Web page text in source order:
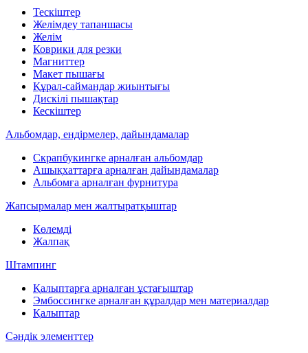
Тескіштер
Желімдеу тапаншасы
Желім
Коврики для резки
Магниттер
Макет пышағы
Құрал-саймандар жиынтығы
Дискілі пышақтар
Кескіштер
Альбомдар, ендірмелер, дайындамалар
Скрапбукингке арналған альбомдар
Ашықхаттарға арналған дайындамалар
Альбомға арналған фурнитура
Жапсырмалар мен жалтыратқыштар
Көлемді
Жалпақ
Штампинг
Қалыптарға арналған ұстағыштар
Эмбоссингке арналған құралдар мен материалдар
Қалыптар
Сәндік элементтер